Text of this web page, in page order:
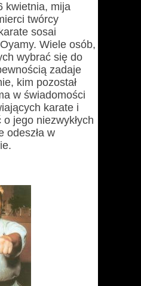
kwietnia, mija
twórcy
sosai
Wiele osób,
wybrać się do
zadaje
kim pozostał
w świadomości
karate i
jego niezwykłych
odeszła w